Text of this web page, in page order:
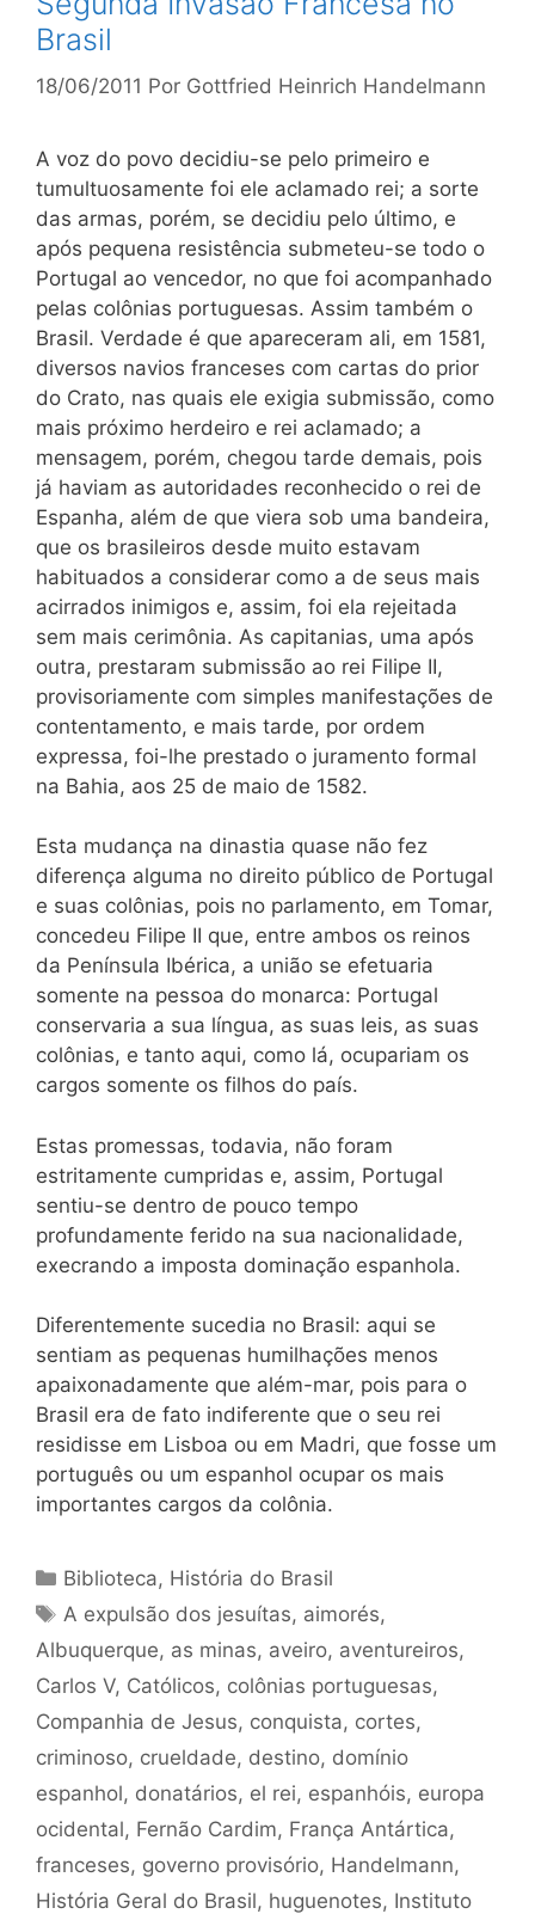
Brasil
18/06/2011 Por Gottfried Heinrich Handelmann
A voz do povo decidiu-se pelo primeiro e
tumultuosamente foi ele aclamado rei; a sorte
das armas, porém, se decidiu pelo último, e
após pequena resistência submeteu-se todo o
Portugal ao vencedor, no que foi acompanhado
pelas colônias portuguesas. Assim também o
Brasil. Verdade é que apareceram ali, em 1581,
diversos navios franceses com cartas do prior
do Crato, nas quais ele exigia submissão, como
mais próximo herdeiro e rei aclamado; a
mensagem, porém, chegou tarde demais, pois
já haviam as autoridades reconhecido o rei de
Espanha, além de que viera sob uma bandeira,
que os brasileiros desde muito estavam
habituados a considerar como a de seus mais
acirrados inimigos e, assim, foi ela rejeitada
sem mais cerimônia. As capitanias, uma após
outra, prestaram submissão ao rei Filipe II,
provisoriamente com simples manifestações de
contentamento, e mais tarde, por ordem
expressa, foi-lhe prestado o juramento formal
na Bahia, aos 25 de maio de 1582.
Esta mudança na dinastia quase não fez
diferença alguma no direito público de Portugal
e suas colônias, pois no parlamento, em Tomar,
concedeu Filipe II que, entre ambos os reinos
da Península Ibérica, a união se efetuaria
somente na pessoa do monarca: Portugal
conservaria a sua língua, as suas leis, as suas
colônias, e tanto aqui, como lá, ocupariam os
cargos somente os filhos do país.
Estas promessas, todavia, não foram
estritamente cumpridas e, assim, Portugal
sentiu-se dentro de pouco tempo
profundamente ferido na sua nacionalidade,
execrando a imposta dominação espanhola.
Diferentemente sucedia no Brasil: aqui se
sentiam as pequenas humilhações menos
apaixonadamente que além-mar, pois para o
Brasil era de fato indiferente que o seu rei
residisse em Lisboa ou em Madri, que fosse um
português ou um espanhol ocupar os mais
importantes cargos da colônia.
Categorias
Biblioteca, História do Brasil
Tags
A expulsão dos jesuítas, aimorés,
Albuquerque, as minas, aveiro, aventureiros,
Carlos V, Católicos, colônias portuguesas,
Companhia de Jesus, conquista, cortes,
criminoso, crueldade, destino, domínio
espanhol, donatários, el rei, espanhóis, europa
ocidental, Fernão Cardim, França Antártica,
franceses, governo provisório, Handelmann,
História Geral do Brasil, huguenotes, Instituto